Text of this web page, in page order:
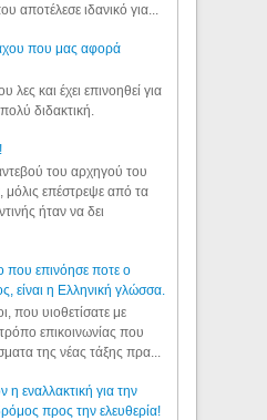
αποτέλεσε ιδανικό για...
που μας αφορά
και έχει επινοηθεί για
διδακτική.
του αρχηγού του
επέστρεψε από τα
ήταν να δει
που επινόησε ποτε ο
είναι η Ελληνική γλώσσα.
που υιοθετίσατε με
επικοινωνίας που
της νέας τάξης πρα...
η εναλλακτική για την
προς την ελευθερία!